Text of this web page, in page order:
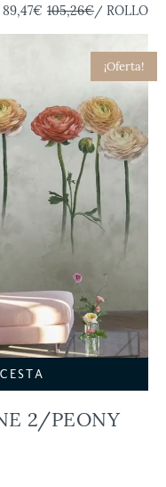
89,47€ 105,26€/ ROLLO
¡Oferta!
2/PEONY